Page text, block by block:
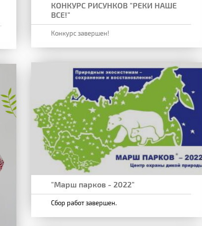
КОНКУРС РИСУНКОВ "РЕКИ НАШЕ
ВСЕ!"
Конкурс завершен!
"Марш парков - 2022"
Сбор работ завершен.